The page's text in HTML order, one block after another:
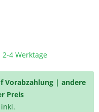
4 Werktage
Vorabzahlung | andere
Preis